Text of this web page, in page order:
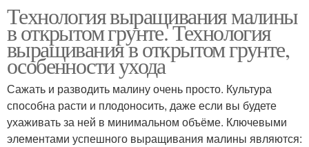
Технология выращивания малины
в открытом грунте. Технология
выращивания в открытом грунте,
особенности ухода
Сажать и разводить малину очень просто. Культура
способна расти и плодоносить, даже если вы будете
ухаживать за ней в минимальном объёме. Ключевыми
элементами успешного выращивания малины являются: